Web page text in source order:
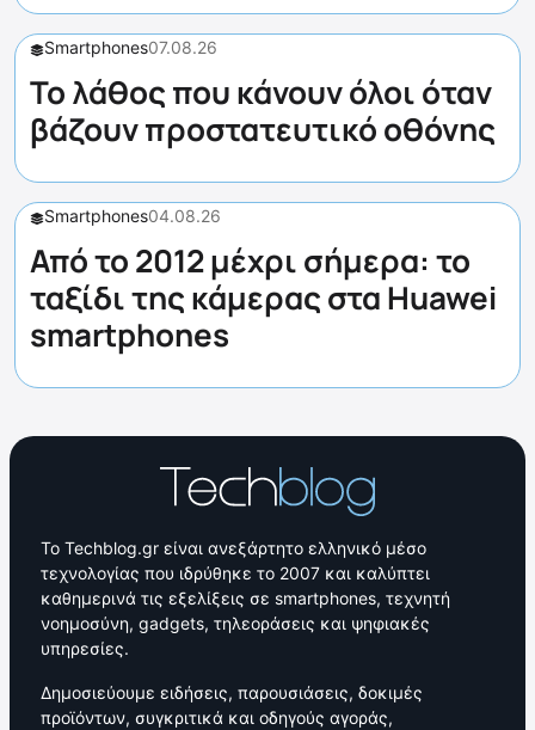
Smartphones07.08.26
Το λάθος που κάνουν όλοι όταν
βάζουν προστατευτικό οθόνης
Smartphones04.08.26
Από το 2012 μέχρι σήμερα: το
ταξίδι της κάμερας στα Huawei
smartphones
Το Techblog.gr είναι ανεξάρτητο ελληνικό μέσο
τεχνολογίας που ιδρύθηκε το 2007 και καλύπτει
καθημερινά τις εξελίξεις σε smartphones, τεχνητή
νοημοσύνη, gadgets, τηλεοράσεις και ψηφιακές
υπηρεσίες.
Δημοσιεύουμε ειδήσεις, παρουσιάσεις, δοκιμές
προϊόντων, συγκριτικά και οδηγούς αγοράς,